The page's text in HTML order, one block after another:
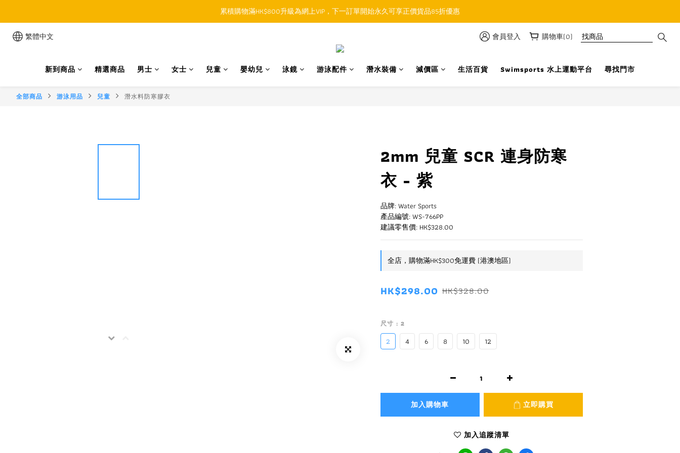
順豐香港SFHK APP取件通知功能將取代SMS短訊
累積購物滿HK$800升級為網上VIP，下一訂單開始永久可享正價貨品85折優惠
繁體中文 會員登入 購物車(0)
新到商品 精選商品 男士 女士 兒童 嬰幼兒 泳鏡 游泳配件 潛水裝備 減價區 生活百貨 Swimsports 水上運動平台 尋找門市
全部商品 游泳用品 兒童 潛水料防寒膠衣
2mm 兒童 SCR 連身防寒
衣 - 紫
品牌: Water Sports
產品編號: WS-766PP
建議零售價: HK$328.00
全店，購物滿HK$300免運費 (港澳地區)
HK$298.00 HK$328.00
尺寸 : 2
2 4 6 8 10 12
加入購物車 立即購買
加入追蹤清單